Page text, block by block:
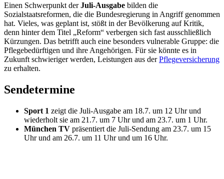
Einen Schwerpunkt derJuli-Ausgabe bilden die
Sozialstaatsreformen, die die Bundesregierung in Angriff genommen
hat. Vieles, was geplant ist, stößt in der Bevölkerung auf Kritik,
denn hinter dem Titel „Reform“ verbergen sich fast ausschließlich
Kürzungen. Das betrifft auch eine besonders vulnerable Gruppe: die
Pflegebedürftigen und ihre Angehörigen. Für sie könnte es in
Zukunft schwieriger werden, Leistungen aus derPflegeversicherung
zu erhalten.
Sendetermine
Sport 1 zeigt die Juli-Ausgabe am 18.7. um 12 Uhr und
wiederholt sie am 21.7. um 7 Uhr und am 23.7. um 1 Uhr.
München TV präsentiert die Juli-Sendung am 23.7. um 15
Uhr und am 26.7. um 11 Uhr und um 16 Uhr.